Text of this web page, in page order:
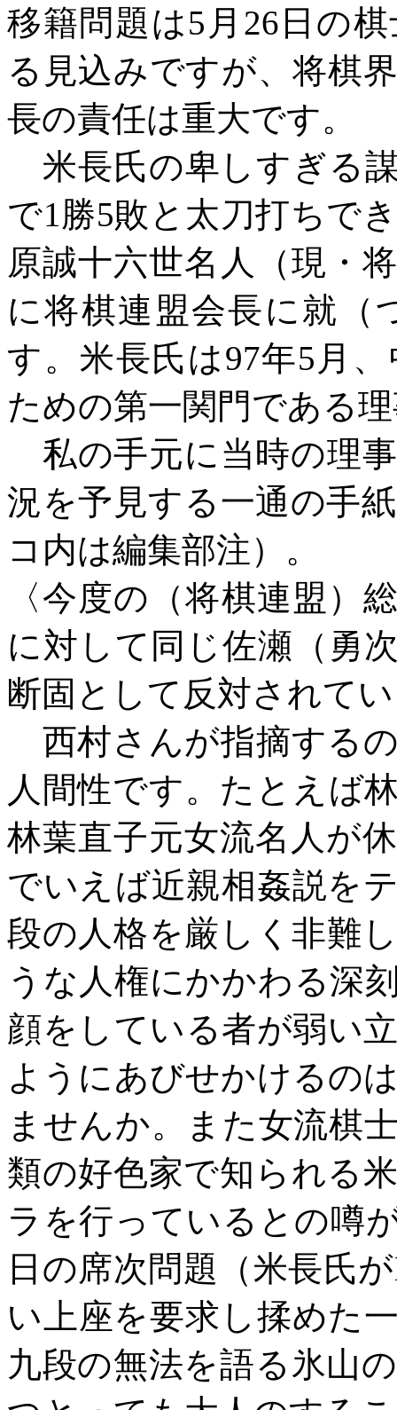
移籍問題は5月26日の
る見込みですが、将棋
長の責任は重大です。
米長氏の卑しすぎる
で1勝5敗と太刀打ちで
原誠十六世名人（現・
に将棋連盟会長に就（
す。米長氏は97年5月
ための第一関門である
私の手元に当時の理
況を予見する一通の手
コ内は編集部注）。
〈今度の（将棋連盟）
に対して同じ佐瀬（勇
断固として反対されて
西村さんが指摘する
人間性です。たとえば
林葉直子元女流名人が
でいえば近親相姦説を
段の人格を厳しく非難
うな人権にかかわる深
顔をしている者が弱い
ようにあびせかけるの
ませんか。また女流棋
類の好色家で知られる
ラを行っているとの噂
日の席次問題（米長氏
い上座を要求し揉めた
九段の無法を語る氷山